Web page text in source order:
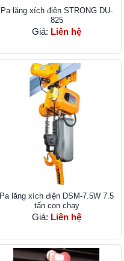
Pa lăng xích điện STRONG DU-
825
Giá: Liên hệ
Pa lăng xích điện DSM-7.5W 7.5
tấn con chạy
Giá: Liên hệ